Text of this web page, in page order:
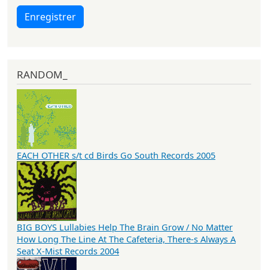
Enregistrer
RANDOM_
EACH OTHER s/t cd Birds Go South Records 2005
BIG BOYS Lullabies Help The Brain Grow / No Matter
How Long The Line At The Cafeteria, There-s Always A
Seat X-Mist Records 2004